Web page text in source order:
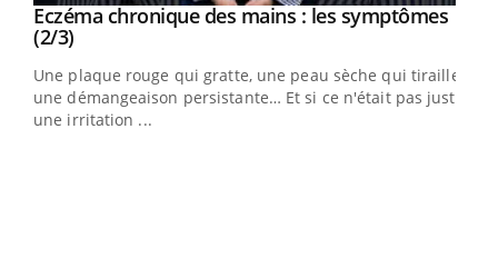
Youtube
Eczéma chronique des mains : les symptômes
(2/3)Youtube
Une plaque rouge qui gratte, une peau sèche qui tiraille,
une démangeaison persistante… Et si ce n'était pas juste
une irritation ...